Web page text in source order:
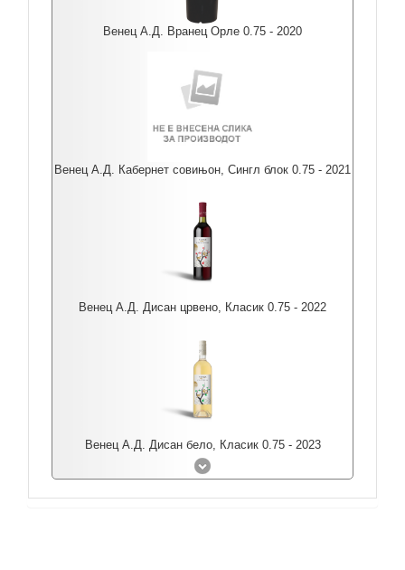
Венец А.Д. Вранец Орле 0.75 - 2020
Венец А.Д. Кабернет совињон, Сингл блок 0.75 - 2021
Венец А.Д. Дисан црвено, Класик 0.75 - 2022
Венец А.Д. Дисан бело, Класик 0.75 - 2023